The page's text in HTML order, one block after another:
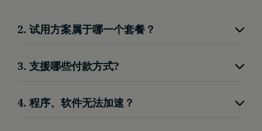
重新发送并等待片刻
2. 试用方案属于哪一个套餐？
3. 支援哪些付款方式?
验。
4. 程序、软件无法加速？